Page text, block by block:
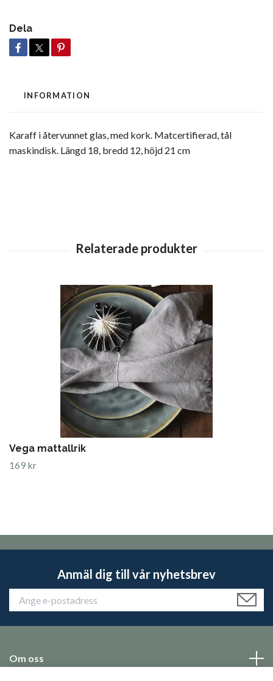
Dela
INFORMATION
Karaff i återvunnet glas, med kork. Matcertifierad, tål
maskindisk. Längd 18, bredd 12, höjd 21 cm
Vega mattallrik
169 kr
Anmäl dig till vår nyhetsbrev
Om oss